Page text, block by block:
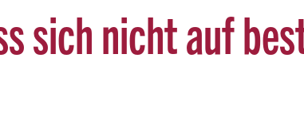
sich nicht auf